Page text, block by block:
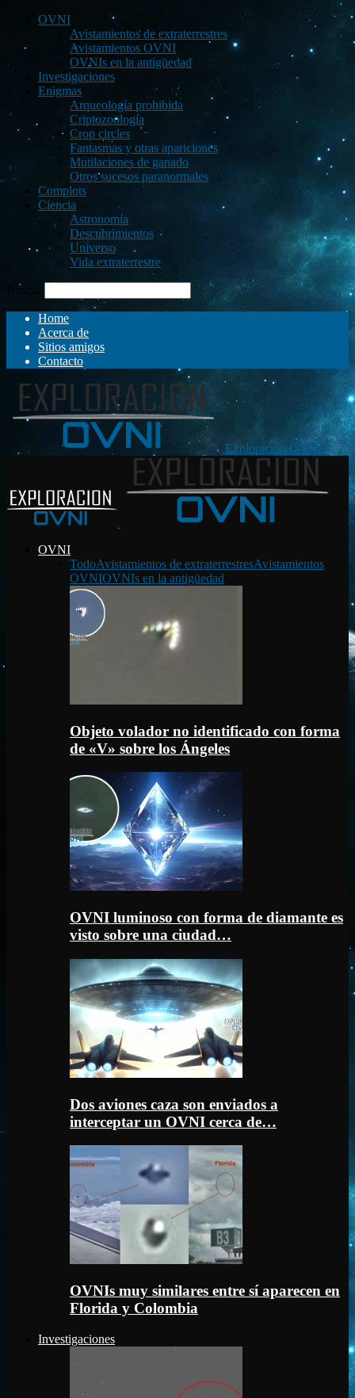
OVNI
Avistamientos de extraterrestres
Avistamientos OVNI
OVNIs en la antigüedad
Investigaciones
Enigmas
Arqueología prohibida
Criptozoología
Crop circles
Fantasmas y otras apariciones
Mutilaciones de ganado
Otros sucesos paranormales
Complots
Ciencia
Astronomía
Descubrimientos
Universo
Vida extraterrestre
Buscar
Home
Acerca de
Sitios amigos
Contacto
Exploración OVNI
OVNI
TodoAvistamientos de extraterrestresAvistamientos
OVNIOVNIs en la antigüedad
Objeto volador no identificado con forma
de «V» sobre los Ángeles
OVNI luminoso con forma de diamante es
visto sobre una ciudad…
Dos aviones caza son enviados a
interceptar un OVNI cerca de…
OVNIs muy similares entre sí aparecen en
Florida y Colombia
Investigaciones